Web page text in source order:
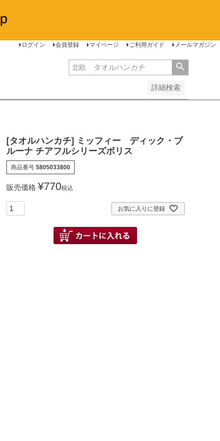
ログイン 会員登録 マイページ ご利用ガイド メールマガジン
詳細検索
順
[タオルハンカチ] ミッフィー ディック・ブ
ルーナ チアフルシリーズボリス
商品番号 5805033800
販売価格 ¥770税込
お気に入りに登録